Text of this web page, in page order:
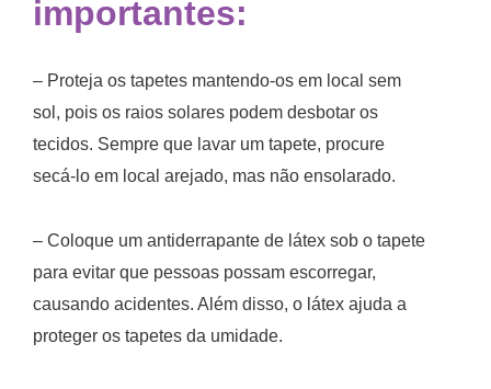
importantes:
– Proteja os tapetes mantendo-os em local sem
sol, pois os raios solares podem desbotar os
tecidos. Sempre que lavar um tapete, procure
secá-lo em local arejado, mas não ensolarado.
– Coloque um antiderrapante de látex sob o tapete
para evitar que pessoas possam escorregar,
causando acidentes. Além disso, o látex ajuda a
proteger os tapetes da umidade.